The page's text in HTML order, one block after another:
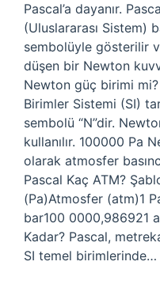
Pascal’a dayanır.
(Uluslararası Sistem)
sembolüyle gösterilir
düşen bir Newton
Newton güç birimi
Birimler Sistemi (SI)
sembolü “N”dir.
kullanılır. 100000 Pa
olarak atmosfer
Pascal Kaç ATM?
(Pa)Atmosfer (atm)1
bar100 0000,986921
Kadar? Pascal,
SI temel birimlerinde…